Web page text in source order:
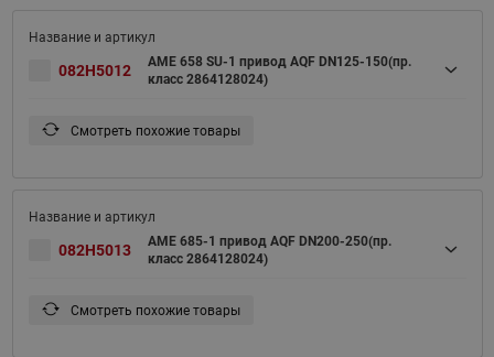
082H5012
AME 658 SU-1 привод AQF DN125-150(пр.
класс 2864128024)
Смотреть похожие товары
082H5013
AME 685-1 привод AQF DN200-250(пр.
класс 2864128024)
Смотреть похожие товары